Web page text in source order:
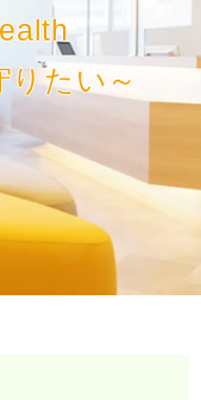
りたい～